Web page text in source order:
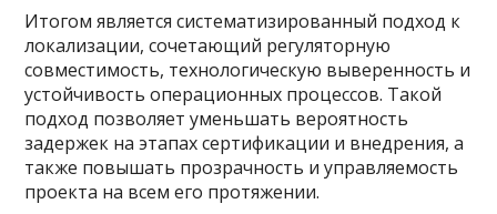
Итогом является систематизированный подход к
локализации, сочетающий регуляторную
совместимость, технологическую выверенность и
устойчивость операционных процессов. Такой
подход позволяет уменьшать вероятность
задержек на этапах сертификации и внедрения, а
также повышать прозрачность и управляемость
проекта на всем его протяжении.